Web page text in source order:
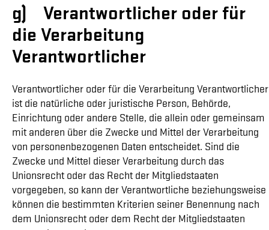
g) Verantwortlicher oder für
die Verarbeitung
Verantwortlicher
Verantwortlicher oder für die Verarbeitung Verantwortlicher
ist die natürliche oder juristische Person, Behörde,
Einrichtung oder andere Stelle, die allein oder gemeinsam
mit anderen über die Zwecke und Mittel der Verarbeitung
von personenbezogenen Daten entscheidet. Sind die
Zwecke und Mittel dieser Verarbeitung durch das
Unionsrecht oder das Recht der Mitgliedstaaten
vorgegeben, so kann der Verantwortliche beziehungsweise
können die bestimmten Kriterien seiner Benennung nach
dem Unionsrecht oder dem Recht der Mitgliedstaaten